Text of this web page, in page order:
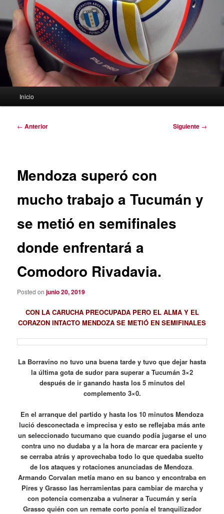
Inicio
Navegación
← Anterior Siguiente →
Mendoza superó con
mucho trabajo a Tucumán y
se metió en semifinales
donde enfrentará a
Comodoro Rivadavia.
Posted onjunio 20, 2019
CON LA CARUCHA PREOCUPADA PERO EL ALMA Y EL
CORAZON INTACTO MENDOZA SE METIÓ EN SEMIFINALES
La Borravino no tuvo una buena tarde y tuvo que dejar hasta
la última gota de sudor para superar a Tucumán 3×2
después de ir ganando hasta los 5 minutos del
complemento 3×0.
En el arranque del partido y hasta los 10 minutos Mendoza
lució desconectada e imprecisa y esto se reflejaba más ante
un seleccionado tucumano que cuando podía jugarse el uno
contra uno no dudaba y a la hora de marcar era paciente y
se cerraba atrás y aprovechaba todo lo que quedaba suelto
de los ataques y rotaciones anunciadas de Mendoza.
Armando Corvalan metía mano en su banco y encontraba en
Pires y Grasso las herramientas para cambiar de marcha y
con potencia comenzaba a vulnerar a Tucumán y sería
Grasso quién con un remate corto ponía el tranquilizador